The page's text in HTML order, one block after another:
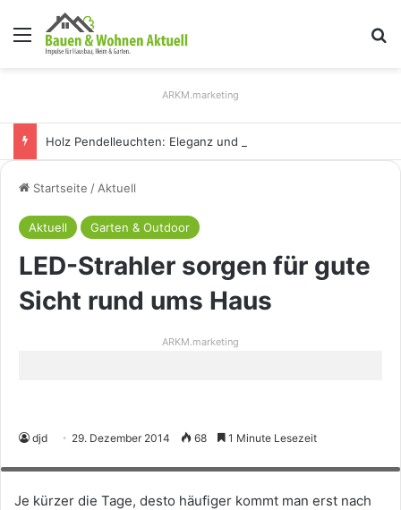
Menü
ARKM.marketing
Startseite / Aktuell
Aktuell Garten & Outdoor
LED-Strahler sorgen für gute
Sicht rund ums Haus
ARKM.marketing
djd 29. Dezember 2014 68 1 Minute Lesezeit
Ausleuchtung schwenken und so an die Gegebenheiten vor Ort anpassen.
Je kürzer die Tage, desto häufiger kommt man erst nach